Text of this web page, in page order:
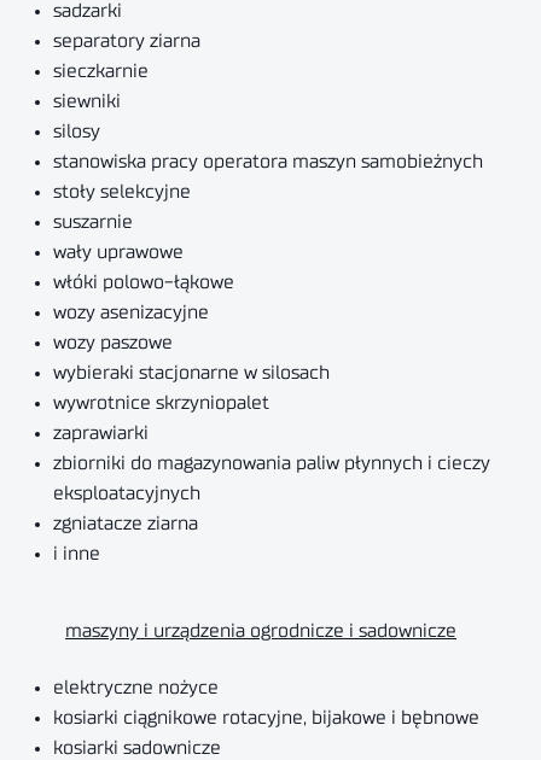
sadzarki
separatory ziarna
sieczkarnie
siewniki
silosy
stanowiska pracy operatora maszyn samobieżnych
stoły selekcyjne
suszarnie
wały uprawowe
włóki polowo-łąkowe
wozy asenizacyjne
wozy paszowe
wybieraki stacjonarne w silosach
wywrotnice skrzyniopalet
zaprawiarki
zbiorniki do magazynowania paliw płynnych i cieczy
eksploatacyjnych
zgniatacze ziarna
i inne
maszyny i urządzenia ogrodnicze i sadownicze
elektryczne nożyce
kosiarki ciągnikowe rotacyjne, bijakowe i bębnowe
kosiarki sadownicze